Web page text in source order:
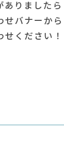
ありましたら
せバナーから
ください！